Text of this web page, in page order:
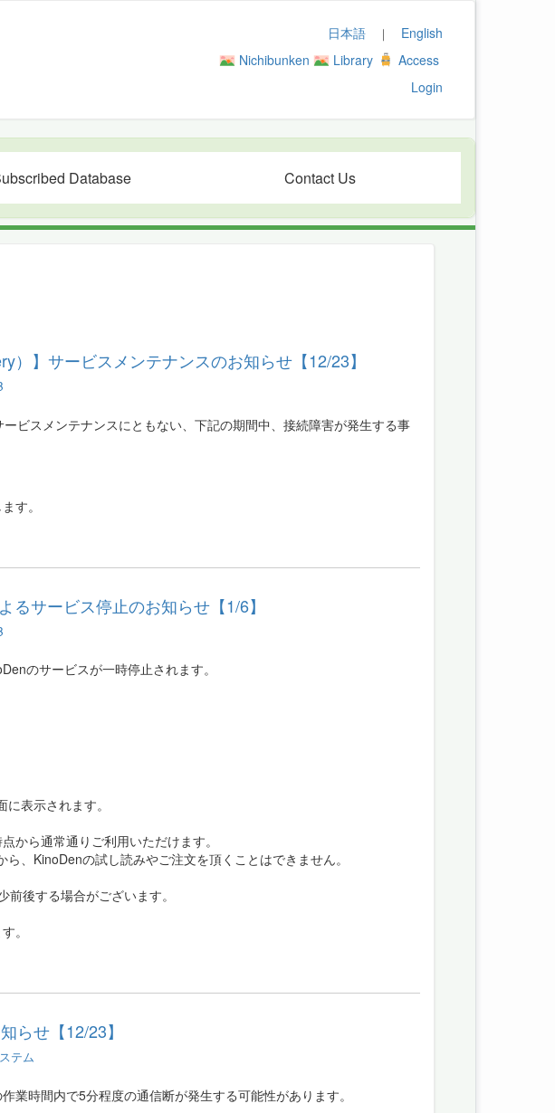
日本語｜ English
Nichibunken
Library
Access
Login
Database Contact Us
）】サービスメンテナンスのお知らせ【12/23】
ビスメンテナンスにともない、下記の期間中、接続障害が発生する事
す。
るサービス停止のお知らせ【1/6】
のサービスが一時停止されます。
表示されます。
から通常通りご利用いただけます。
、KinoDenの試し読みやご注文を頂くことはできません。
後する場合がございます。
。
らせ【12/23】
テム
業時間内で5分程度の通信断が発生する可能性があります。